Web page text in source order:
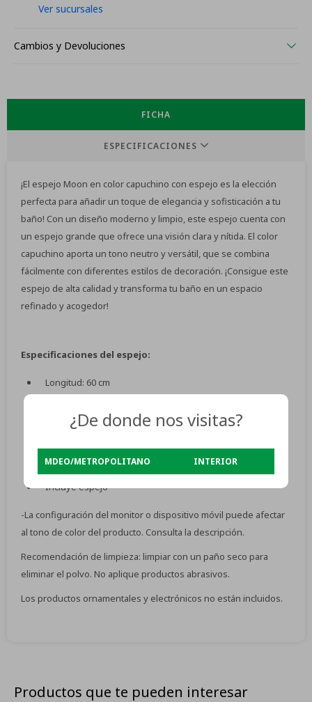
Ver sucursales
Cambios y Devoluciones
FICHA
ESPECIFICACIONES
¡El espejo Moon en color capuchino con espejo es la elección
perfecta para añadir un toque de elegancia y sofisticación a tu
baño! Con un diseño moderno y limpio, este espejo cuenta con
un espejo grande que ofrece una visión clara y nítida. El color
capuchino aporta un tono neutro y versátil, que se combina
fácilmente con diferentes estilos de decoración. ¡Consigue este
espejo de alta calidad y transforma tu baño en un espacio
refinado y acogedor!
Especificaciones del espejo:
Longitud: 60 cm
Altura: 60 cm
Color: capuchino
Incluye espejo
-La configuración del monitor o dispositivo móvil puede afectar
al tono de color del producto. Consulta la descripción.
Recomendación de limpieza: limpiar con un paño seco para
eliminar el polvo. No aplique productos abrasivos.
Los productos ornamentales y electrónicos no están incluidos.
Productos que te pueden interesar
¿De donde nos visitas?
MDEO/METROPOLITANO INTERIOR